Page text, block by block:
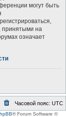
могут быть
принятыми на
означает
Часовой пояс: UTC
® Forum Software ©